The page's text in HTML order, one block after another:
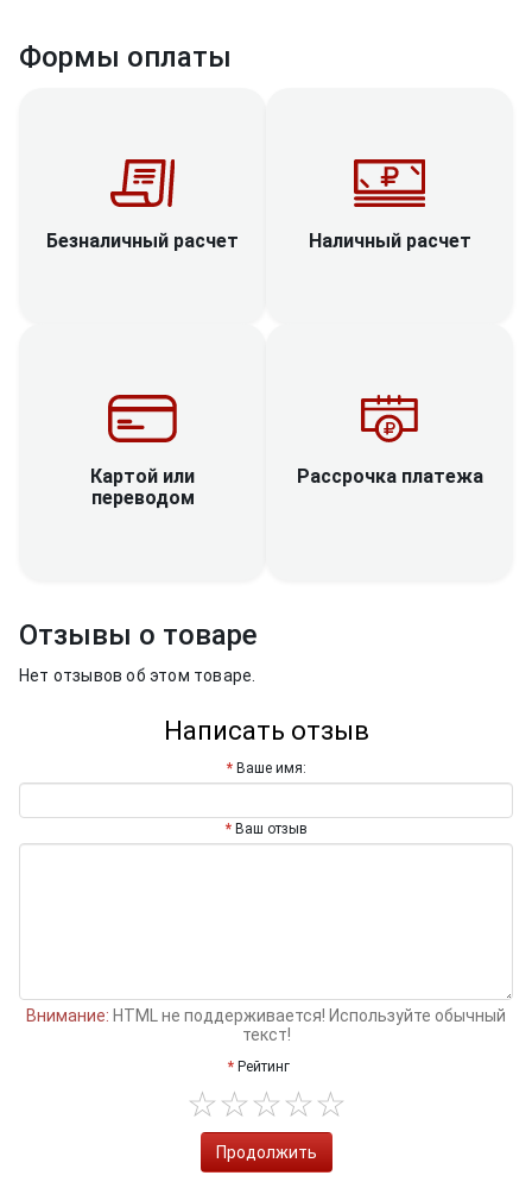
Формы оплаты
Безналичный расчет Наличный расчет
Картой или
переводом
Рассрочка платежа
Отзывы о товаре
Нет отзывов об этом товаре.
Написать отзыв
Ваше имя:
Ваш отзыв
Внимание: HTML не поддерживается! Используйте обычный
текст!
Рейтинг
Продолжить